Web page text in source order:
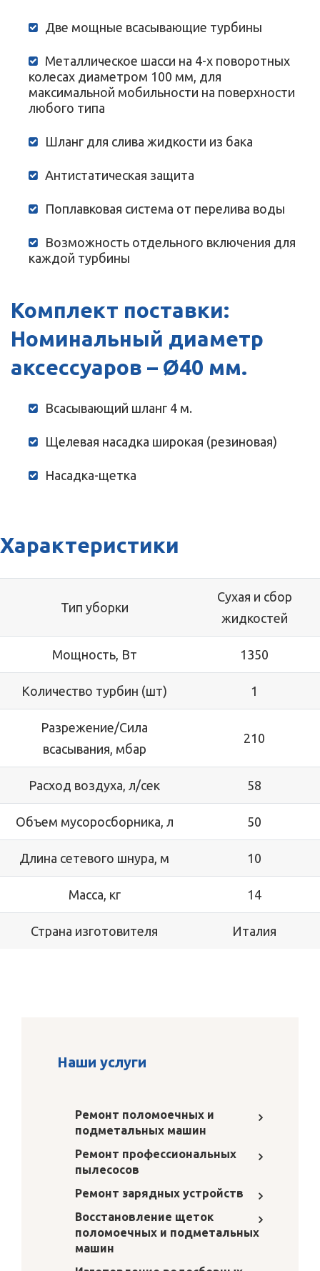
Две мощные всасывающие турбины
Металлическое шасси на 4-х поворотных
колесах диаметром 100 мм, для
максимальной мобильности на поверхности
любого типа
Шланг для слива жидкости из бака
Антистатическая защита
Поплавковая система от перелива воды
Возможность отдельного включения для
каждой турбины
Комплект поставки:
Номинальный диаметр
аксессуаров – Ø40 мм.
Всасывающий шланг 4 м.
Щелевая насадка широкая (резиновая)
Насадка-щетка
Характеристики
Тип уборки
Сухая и сбор
жидкостей
Мощность, Вт 1350
Количество турбин (шт) 1
Разрежение/Сила
всасывания, мбар
210
Расход воздуха, л/сек 58
Объем мусоросборника, л 50
Длина сетевого шнура, м 10
Масса, кг 14
Страна изготовителя Италия
Наши услуги
Ремонт поломоечных и
подметальных машин
Ремонт профессиональных
пылесосов
Ремонт зарядных устройств
Восстановление щеток
поломоечных и подметальных
машин